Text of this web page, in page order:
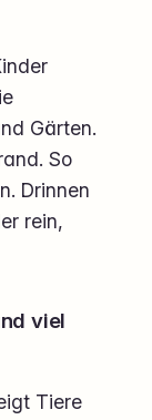
Gärten.
So
Drinnen
rein,
viel
Tiere